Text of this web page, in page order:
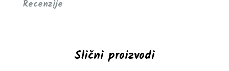
Recenzije
Slični proizvodi